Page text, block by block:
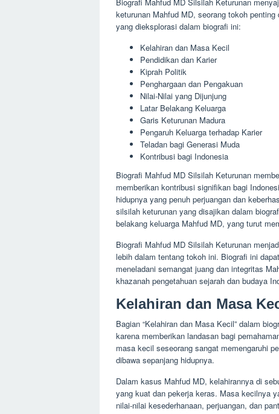
keturunan Mahfud MD, seorang tokoh
yang dieksplorasi dalam biografi ini:
Kelahiran dan Masa Kecil
Pendidikan dan Karier
Kiprah Politik
Penghargaan dan Pengakuan
Nilai-Nilai yang Dijunjung
Latar Belakang Keluarga
Garis Keturunan Madura
Pengaruh Keluarga terhadap Karier
Teladan bagi Generasi Muda
Kontribusi bagi Indonesia
Biografi Mahfud MD Silsilah Keturunan
memberikan kontribusi signifikan bagi
hidupnya yang penuh perjuangan dan
silsilah keturunan yang disajikan dalam
belakang keluarga Mahfud MD, yang turut
Biografi Mahfud MD Silsilah Keturunan
lebih dalam tentang tokoh ini. Biografi ini
meneladani semangat juang dan integritas
khazanah pengetahuan sejarah dan budaya
Kelahiran dan Masa
Bagian “Kelahiran dan Masa Kecil” dalam
karena memberikan landasan bagi
masa kecil seseorang sangat memengaruhi
dibawa sepanjang hidupnya.
Dalam kasus Mahfud MD, kelahirannya di
yang kuat dan pekerja keras. Masa kecilnya
nilai-nilai kesederhanaan, perjuangan, dan